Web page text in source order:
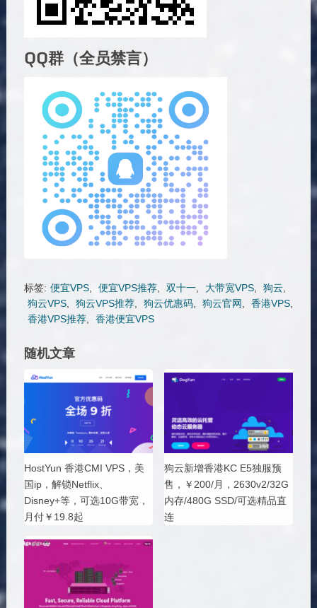
QQ群（全员禁言）
标签: 便宜VPS, 便宜VPS推荐, 双十一, 大带宽VPS, 狗云
狗云VPS, 狗云VPS推荐, 狗云优惠码, 狗云官网 香港VPS,
香港VPS推荐, 香港便宜VPS
随机文章
HostYun 香港CMI VPS，美
国ip，解锁Netflix、
Disney+等，可选10G带宽，
月付￥19.8起
狗云新增香港KC E5独服预
售，￥200/月，2630v2/32G
内存/480G SSD/可选精品直
连